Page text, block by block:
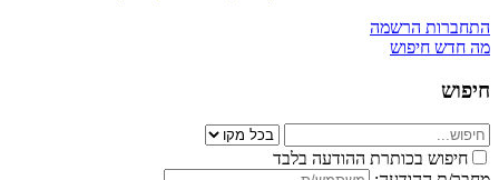
התחברות הרשמה
מה חדש חיפוש
חיפוש
חיפוש בכותרת ההודעה בלבד